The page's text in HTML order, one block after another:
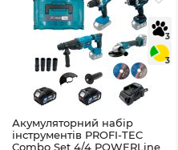
3
3
Акумуляторний набір
інструментів PROFI-TEC
Combo Set 4/4 POWERLine